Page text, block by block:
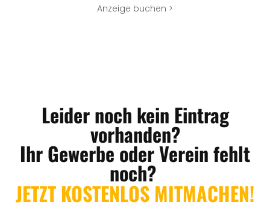
Anzeige buchen >
Leider noch kein Eintrag
vorhanden?
Ihr Gewerbe oder Verein fehlt
noch?
JETZT KOSTENLOS MITMACHEN!